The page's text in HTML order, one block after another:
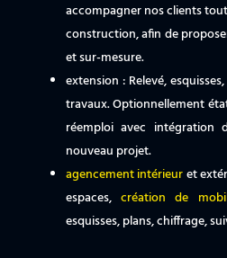
accompagner nos clients
construction, afin de
et sur-mesure.
extension : Relevé,
travaux. Optionnellement
réemploi avec intégration
nouveau projet.
agencement intérieuret
espaces,création de
esquisses, plans, chiffrage,